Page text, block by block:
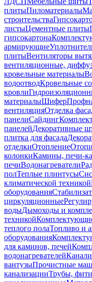
плитыПиломатериалы
строительства
листыЦементные плиты
гипсокартона
армирующие
плитыВентиляторы
вентиляционные,
кровельные материалы
водоотводКровельные
кровли
материалыШифер
вентиляцияОтделка
панелиСайдинг
панелейДекоративные
плитка для фасада
отделкиОтопление
колонкиКамины, печи-
печиВодонагреватели
полТеплые плинтусы
климатической техникой
оборудования
циркуляционные
водыДымоходы и
техникой
теплого полаТопливо и
оборудования
для каминов, печей
водонагревателей
вантузыПрочистные
канализацииТрубы,